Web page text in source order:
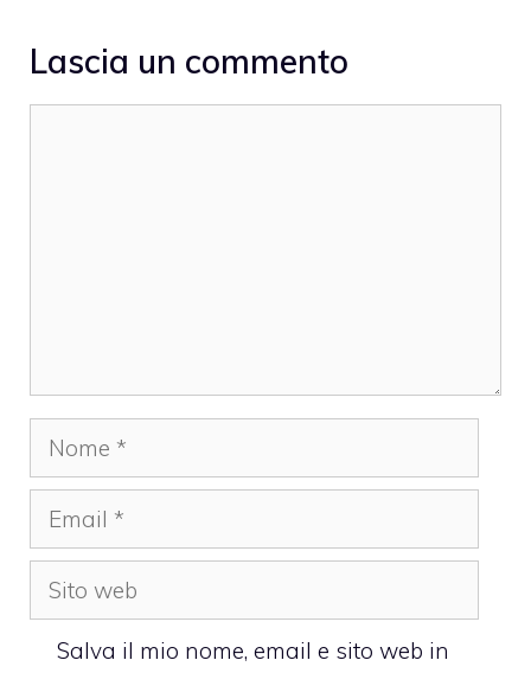
Lascia un commento
Nome
Email
Sito
web
Salva il mio nome, email e sito web in